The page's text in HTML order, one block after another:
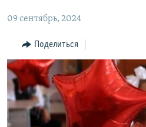
главной
навигации
Вернутся
поиску
НАСТОЯЩЕЕ ВРЕМЯ
МИГРАНТ МЕДИА
09 сентябрь, 2024
Поделиться